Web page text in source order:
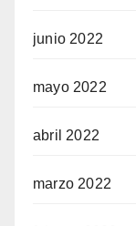
junio 2022
mayo 2022
abril 2022
marzo 2022